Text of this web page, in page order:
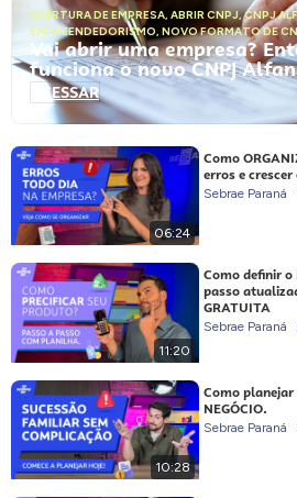
ABERTURA DE EMPRESA, ABRIR CNPJ,CNPJ
EMPREENDEDORISMO, NOVO FORMATO DE
Vai abrir uma empresa?
funciona o novo CNPJ
ACESSAR
06:24
Como
erros e crescer
Sebrae Paraná
11:20
Como definir o
passo
GRATUITA
Sebrae Paraná
10:28
Como planejar
NEGÓCIO.
Sebrae Paraná